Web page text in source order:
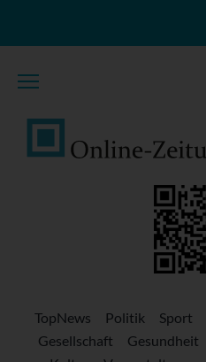
TopNews Politik Sport
Gesellschaft
Gesundheit